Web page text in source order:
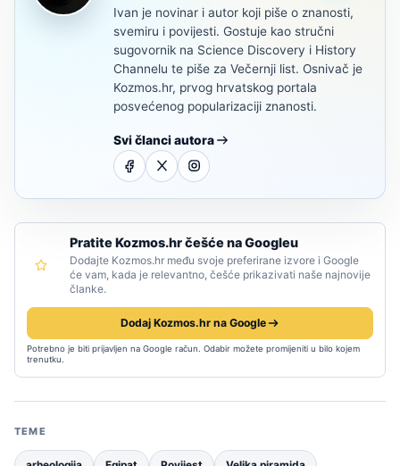
Ivan je novinar i autor koji piše o znanosti,
svemiru i povijesti. Gostuje kao stručni
sugovornik na Science Discovery i History
Channelu te piše za Večernji list. Osnivač je
Kozmos.hr, prvog hrvatskog portala
posvećenog popularizaciji znanosti.
Svi članci autora
Pratite Kozmos.hr češće na Googleu
Dodajte Kozmos.hr među svoje preferirane izvore i Google
će vam, kada je relevantno, češće prikazivati naše najnovije
članke.
Dodaj Kozmos.hr na Google
Potrebno je biti prijavljen na Google račun. Odabir možete promijeniti u bilo kojem
trenutku.
TEME